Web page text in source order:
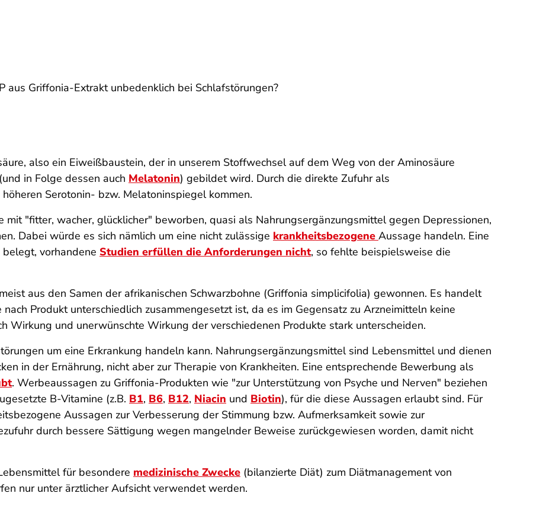
Griffonia-Extrakt unbedenklich bei Schlafstörungen?
also ein Eiweißbaustein, der in unserem Stoffwechsel auf dem Weg von der Aminosäure
in Folge dessen auch Melatonin) gebildet wird. Durch die direkte Zufuhr als
Serotonin- bzw. Melatoninspiegel kommen.
mit "fitter, wacher, glücklicher" beworben, quasi als Nahrungsergänzungsmittel gegen Depressionen,
Dabei würde es sich nämlich um eine nicht zulässige krankheitsbezogene Aussage handeln. Eine
vorhandene Studien erfüllen die Anforderungen nicht, so fehlte beispielsweise die
aus den Samen der afrikanischen Schwarzbohne (Griffonia simplicifolia) gewonnen. Es handelt
nach Produkt unterschiedlich zusammengesetzt ist, da es im Gegensatz zu Arzneimitteln keine
Wirkung und unerwünschte Wirkung der verschiedenen Produkte stark unterscheiden.
um eine Erkrankung handeln kann. Nahrungsergänzungsmittel sind Lebensmittel und dienen
in der Ernährung, nicht aber zur Therapie von Krankheiten. Eine entsprechende Bewerbung als
. Werbeaussagen zu Griffonia-Produkten wie "zur Unterstützung von Psyche und Nerven" beziehen
B-Vitamine (z.B. B1, B6, B12, Niacin und Biotin), für die diese Aussagen erlaubt sind. Für
Aussagen zur Verbesserung der Stimmung bzw. Aufmerksamkeit sowie zur
durch bessere Sättigung wegen mangelnder Beweise zurückgewiesen worden, damit nicht
für besondere medizinische Zwecke (bilanzierte Diät) zum Diätmanagement von
nur unter ärztlicher Aufsicht verwendet werden.